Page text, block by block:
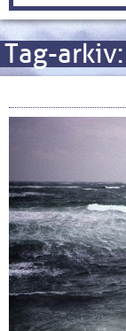
Tag-arkiv: